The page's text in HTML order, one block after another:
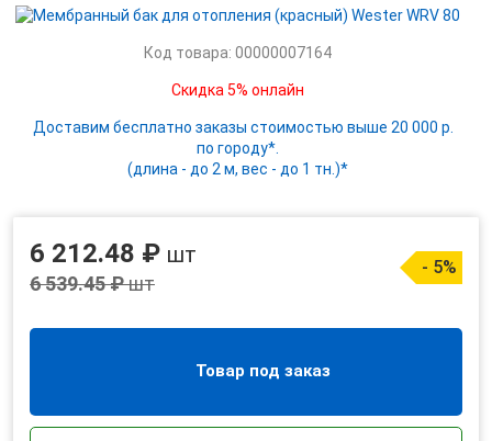
Код товара: 00000007164
Скидка 5% онлайн
Доставим бесплатно заказы стоимостью выше 20 000 р.
по городу*.
(длина - до 2 м, вес - до 1 тн.)*
6 212.48 ₽ шт
6 539.45 ₽шт
- 5%
Товар под заказ